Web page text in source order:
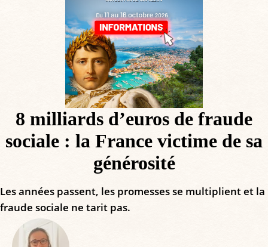
8 milliards d’euros de fraude
sociale : la France victime de sa
générosité
Les années passent, les promesses se multiplient et la
fraude sociale ne tarit pas.